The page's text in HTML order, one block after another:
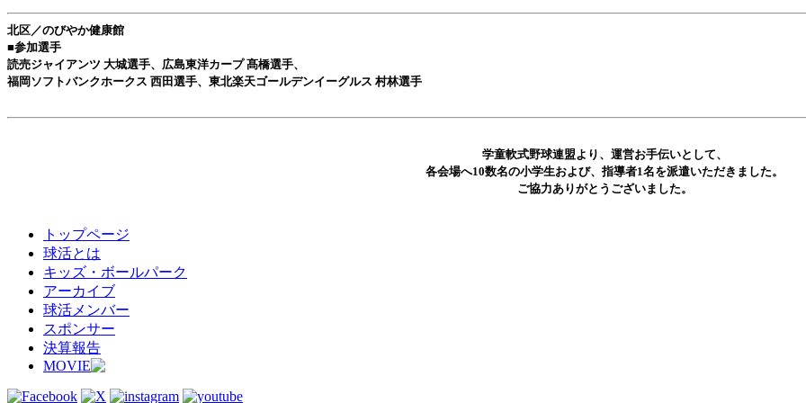
北区／のびやか健康館
■参加選手
読売ジャイアンツ 大城選手、広島東洋カープ 髙橋選手、
福岡ソフトバンクホークス 西田選手、東北楽天ゴールデンイーグルス 村林選手
学童軟式野球連盟より、運営お手伝いとして、
各会場へ10数名の小学生および、指導者1名を派遣いただきました。
ご協力ありがとうございました。
トップページ
球活とは
キッズ・ボールパーク
アーカイブ
球活メンバー
スポンサー
決算報告
MOVIE